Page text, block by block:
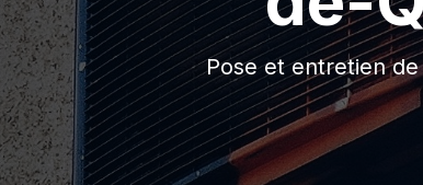
Pose et entretien